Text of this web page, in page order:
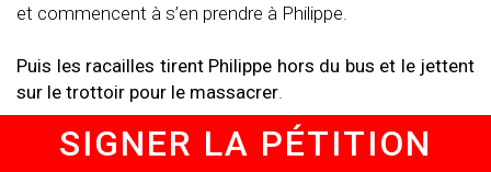
et commencent à s’en prendre à Philippe.
Puis les racailles tirent Philippe hors du bus et le jettent
sur le trottoir pour le massacrer.
Les coups pleuvent.
Des coups de pieds au torse.
SIGNER LA PÉTITION